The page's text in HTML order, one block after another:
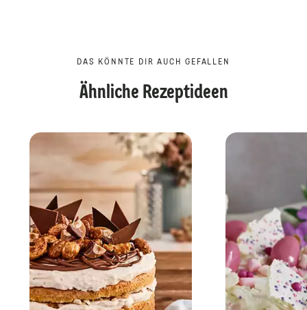
DAS KÖNNTE DIR AUCH GEFALLEN
Ähnliche Rezeptideen